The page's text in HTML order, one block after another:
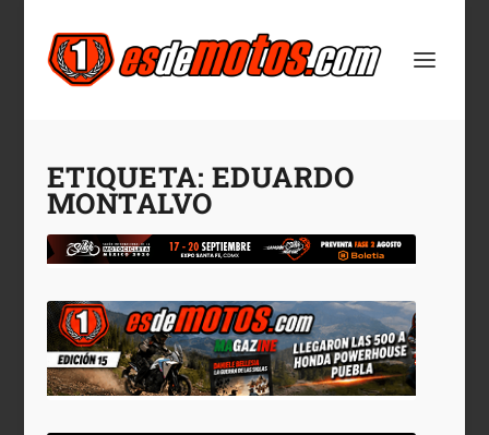
ETIQUETA: EDUARDO
MONTALVO